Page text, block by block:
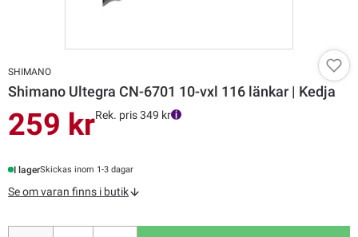
SHIMANO
Shimano Ultegra CN-6701 10-vxl 116 länkar | Kedja
259 krRek. pris 349 kr
I lagerSkickas inom 1-3 dagar
Se om varan finns i butik